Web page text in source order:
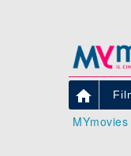

MYmovies